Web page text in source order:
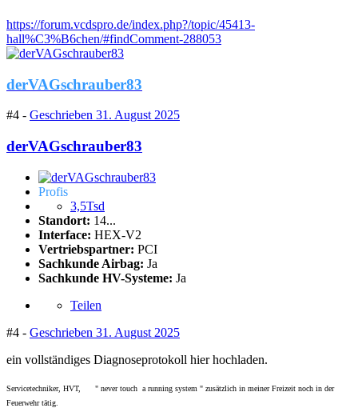
https://forum.vcdspro.de/index.php?/topic/45413-
hall%C3%B6chen/#findComment-288053
derVAGschrauber83
#4 - Geschrieben 31. August 2025
derVAGschrauber83
Profis
3,5Tsd
Standort: 14...
Interface: HEX-V2
Vertriebspartner: PCI
Sachkunde Airbag: Ja
Sachkunde HV-Systeme: Ja
Teilen
#4 - Geschrieben 31. August 2025
ein vollständiges Diagnoseprotokoll hier hochladen.
Servicetechniker, HVT, " never touch a running system " zusätzlich in meiner Freizeit noch in der
Feuerwehr tätig.